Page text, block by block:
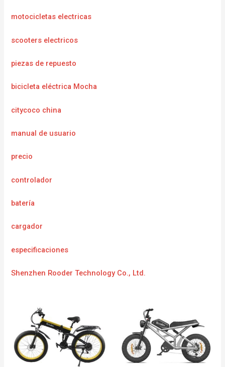
motocicletas electricas
scooters electricos
piezas de repuesto
bicicleta eléctrica Mocha
citycoco china
manual de usuario
precio
controlador
batería
cargador
especificaciones
Shenzhen Rooder Technology Co., Ltd.